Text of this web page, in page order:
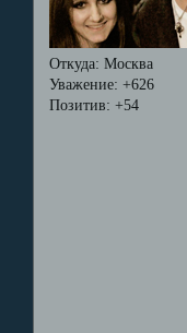
Откуда: Москва
Уважение: +626
Позитив: +54